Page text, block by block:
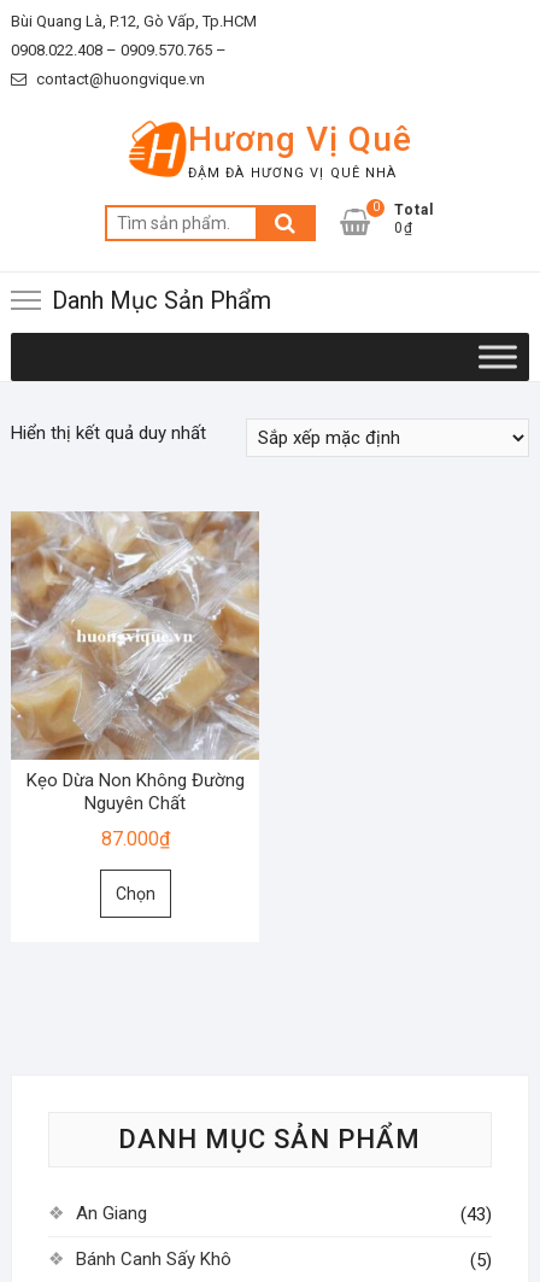
Skip
to
content
Bùi Quang Là, P.12, Gò Vấp, Tp.HCM
0908.022.408 – 0909.570.765 –
contact@huongvique.vn
Hương Vị Quê
ĐẬM ĐÀ HƯƠNG VỊ QUÊ NHÀ
Tìm
kiếm:
0
Total
0₫
Danh Mục Sản Phẩm
Hiển thị kết quả duy nhất
Kẹo Dừa Non Không Đường
Nguyên Chất
87.000₫
Chọn
Sản
chọn
chọn
DANH MỤC SẢN PHẨM
An Giang (43)
Bánh Canh Sấy Khô (5)